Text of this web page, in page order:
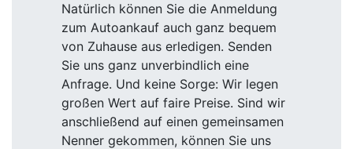
Natürlich können Sie die Anmeldung
zum Autoankauf auch ganz bequem
von Zuhause aus erledigen. Senden
Sie uns ganz unverbindlich eine
Anfrage. Und keine Sorge: Wir legen
großen Wert auf faire Preise. Sind wir
anschließend auf einen gemeinsamen
Nenner gekommen, können Sie uns